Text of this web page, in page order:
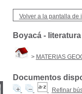
Volver a la pantalla de
Boyacá - literatura
> MATERIAS
Documentos
Refinar